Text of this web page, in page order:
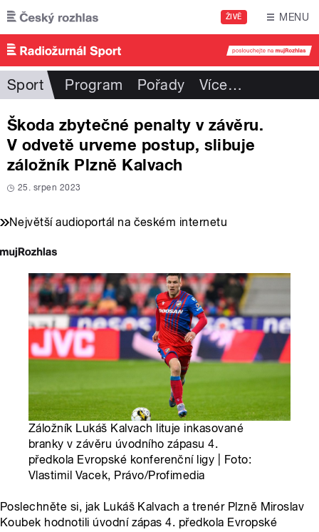
Přejít k hlavnímu obsahu
ŽIVĚ MENU
Sport Program Pořady Více…
Škoda zbytečné penalty v závěru.
V odvetě urveme postup, slibuje
záložník Plzně Kalvach
25. srpen 2023
Největší audioportál na českém internetu
Záložník Lukáš Kalvach lituje inkasované
branky v závěru úvodního zápasu 4.
předkola Evropské konferenční ligy | Foto:
Vlastimil Vacek, Právo/Profimedia
Poslechněte si, jak Lukáš Kalvach a trenér Plzně Miroslav
Koubek hodnotili úvodní zápas 4. předkola Evropské